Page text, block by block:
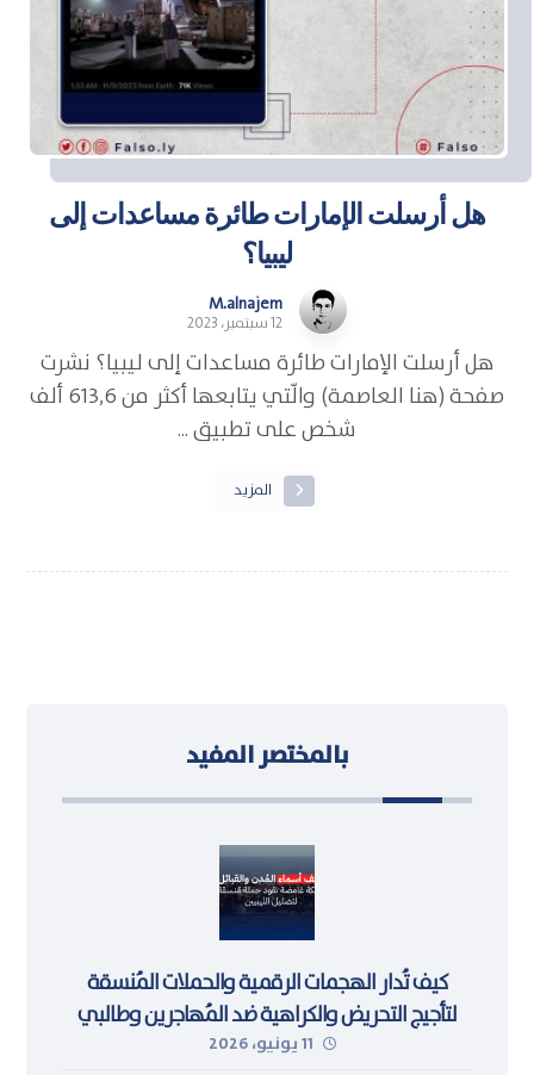
هل أرسلت الإمارات طائرة مساعدات إلى
ليبيا؟
M.alnajem
12 سبتمبر، 2023
هل أرسلت الإمارات طائرة مساعدات إلى ليبيا؟ نشرت
صفحة (هنا العاصمة) والّتي يتابعها أكثر من 613,6 ألف
شخص على تطبيق ...
المزيد
بالمختصر المفيد
كيف تُدار الهجمات الرقمية والحملات المُنسقة
لتأجيج التحريض والكراهية ضد المُهاجرين وطالبي
اللجوء في ليبيا
11 يونيو، 2026